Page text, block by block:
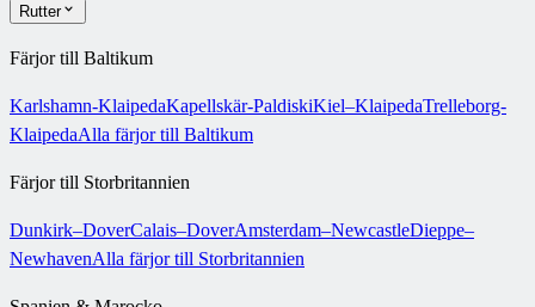
Rutter
Färjor till Baltikum
Karlshamn-KlaipedaKapellskär-PaldiskiKiel–KlaipedaTrelleborg-
KlaipedaAlla färjor till Baltikum
Färjor till Storbritannien
Dunkirk–DoverCalais–DoverAmsterdam–NewcastleDieppe–
NewhavenAlla färjor till Storbritannien